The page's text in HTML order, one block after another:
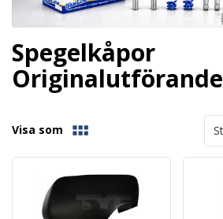
Spegelkåpor
Originalutförande
Visa som